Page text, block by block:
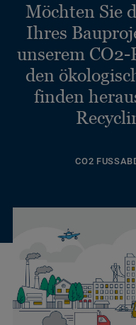
Möchten Sie
Ihres
unserem
den
finden
CO2